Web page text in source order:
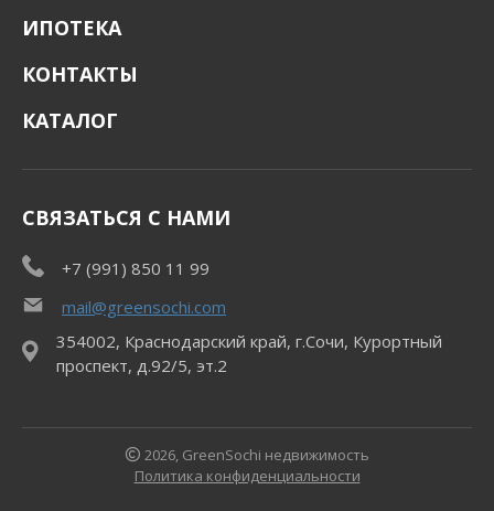
ИПОТЕКА
КОНТАКТЫ
КАТАЛОГ
СВЯЗАТЬСЯ С НАМИ
+7 (991) 850 11 99
mail@greensochi.com
354002, Краснодарский край, г.Сочи, Курортный
проспект, д.92/5, эт.2
2026, GreenSochi недвижимость
Политика конфиденциальности